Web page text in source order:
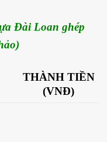
Đài Loan ghép
THÀNH TIỀN
(VNĐ)